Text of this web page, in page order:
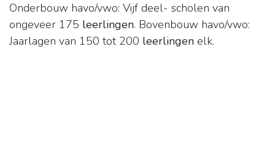
Onderbouw havo/vwo: Vijf deel- scholen van
ongeveer 175 leerlingen. Bovenbouw havo/vwo:
Jaarlagen van 150 tot 200 leerlingen elk.